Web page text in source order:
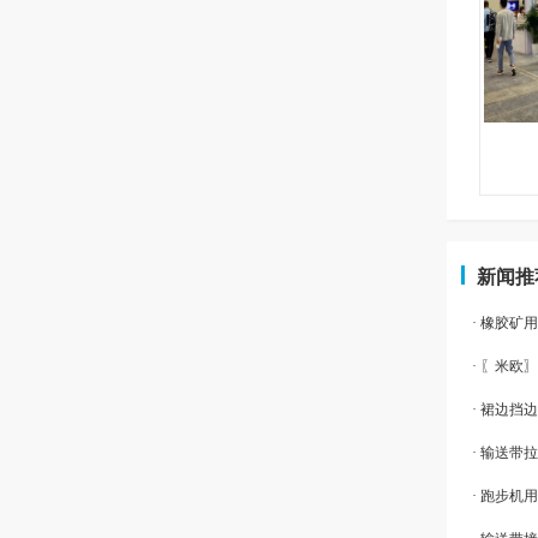
新闻
· 橡胶矿
· 〖米欧
· 裙边挡
· 输送带
· 跑步机